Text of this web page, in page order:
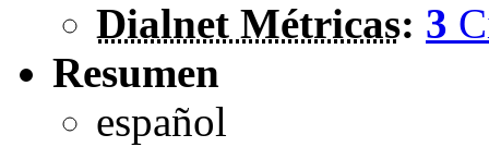
Dialnet Métricas: 3
Resumen
español